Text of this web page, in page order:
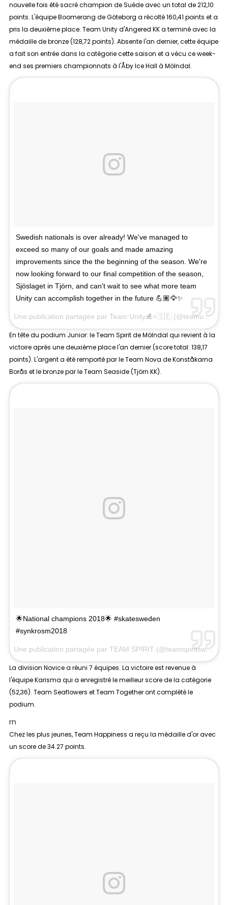
nouvelle fois été sacré champion de Suède avec un total de 212,10
points. L'équipe Boomerang de Göteborg a récolté 160,41 points et a
pris la deuxième place. Team Unity d'Angered KK a terminé avec la
médaille de bronze (128,72 points). Absente l'an dernier, cette équipe
a fait son entrée dans la catégorie cette saison et a vécu ce week-
end ses premiers championnats à l'Åby Ice Hall à Mölndal.
Swedish nationals is over already! We've managed to
exceed so many of our goals and made amazing
improvements since the the beginning of the season. We're
now looking forward to our final competition of the season,
Sjöslaget in Tjörn, and can't wait to see what more team
Unity can accomplish together in the future 💪🏽🦅✨
Une publication partagée par Team Unity⛸⭐️🇸🇪(@teamunityswe) le
En tête du podium Junior: le Team Spirit de Mölndal qui revient à la
victoire après une deuxième place l'an dernier (score total: 138,17
points). L'argent a été remporté par le Team Nova de Konståkarna
Borås et le bronze par le Team Seaside (Tjörn KK).
🌟National champions 2018🌟 #skatesweden
#synkrosm2018
Une publication partagée par TEAM SPIRIT (@teamspiritsweden) le
La division Novicea réuni 7 équipes. La victoire est revenue à
l'équipe Karisma qui a enregistré le meilleur score de la catégorie
(52,36). Team Seaflowers et Team Together ont complété le
podium.
rn
Chez les plus jeunes, Team Happiness a reçu la médaille d'or avec
un score de 34.27 points.